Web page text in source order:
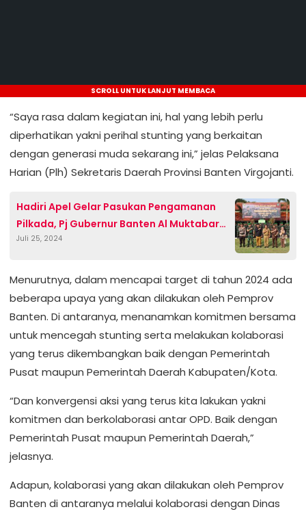
SCROLL UNTUK LANJUT MEMBACA
“Saya rasa dalam kegiatan ini, hal yang lebih perlu
diperhatikan yakni perihal stunting yang berkaitan
dengan generasi muda sekarang ini,” jelas Pelaksana
Harian (Plh) Sekretaris Daerah Provinsi Banten Virgojanti.
Hadiri Apel Gelar Pasukan Pengamanan
Pilkada, Pj Gubernur Banten Al Muktabar
Harap Pilkada Hasilkan Pemimpin Amanah
Juli 25, 2024
Menurutnya, dalam mencapai target di tahun 2024 ada
beberapa upaya yang akan dilakukan oleh Pemprov
Banten. Di antaranya, menanamkan komitmen bersama
untuk mencegah stunting serta melakukan kolaborasi
yang terus dikembangkan baik dengan Pemerintah
Pusat maupun Pemerintah Daerah Kabupaten/Kota.
“Dan konvergensi aksi yang terus kita lakukan yakni
komitmen dan berkolaborasi antar OPD. Baik dengan
Pemerintah Pusat maupun Pemerintah Daerah,”
jelasnya.
Adapun, kolaborasi yang akan dilakukan oleh Pemprov
Banten di antaranya melalui kolaborasi dengan Dinas